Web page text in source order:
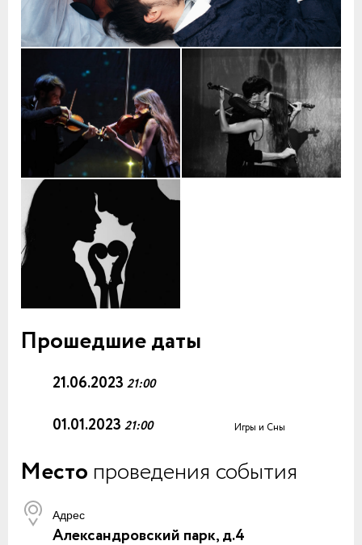
Прошедшие даты
21.06.2023 21:00
01.01.2023 21:00 Игры и Сны
Место проведения события
Адрес
Александровский парк, д.4